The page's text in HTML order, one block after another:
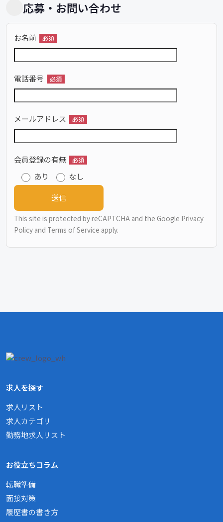
応募・お問い合わせ
お名前 必須
電話番号 必須
メールアドレス 必須
会員登録の有無 必須
あり なし
This site is protected by reCAPTCHA and the Google Privacy
Policy and Terms of Service apply.
求人を探す
求人リスト
求人カテゴリ
勤務地求人リスト
お役立ちコラム
転職準備
面接対策
履歴書の書き方